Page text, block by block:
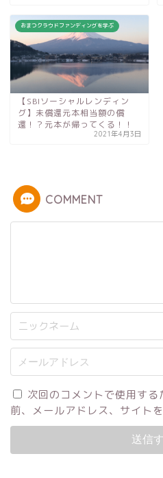
おまつクラウドファンディングを学ぶ
【SBIソーシャルレンディン
グ】未償還元本相当額の償
還！？元本が帰ってくる！！
2021年4月3日
COMMENT
次回のコメントで使用す
前、メールアドレス、サイトを